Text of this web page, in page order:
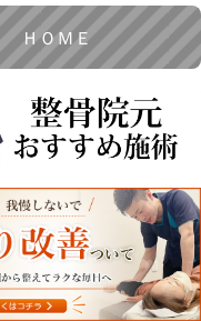
ＨＯＭＥ